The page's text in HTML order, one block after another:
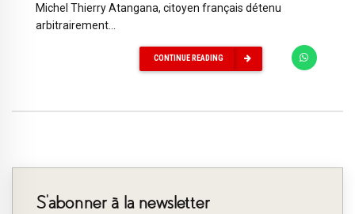
Michel Thierry Atangana, citoyen français détenu
arbitrairement...
CONTINUE READING
S’abonner à la newsletter